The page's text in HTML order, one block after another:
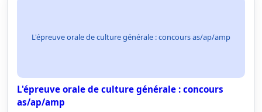
L'épreuve orale de culture générale : concours as/ap/amp
L'épreuve orale de culture générale : concours
as/ap/amp